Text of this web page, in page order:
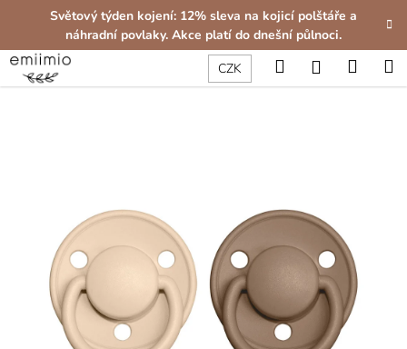
Světový týden kojení: 12% sleva na kojicí polštáře a
náhradní povlaky. Akce platí do dnešní půlnoci.
CZK
HledatPřihlášení
š
í
Zpět
Zpět